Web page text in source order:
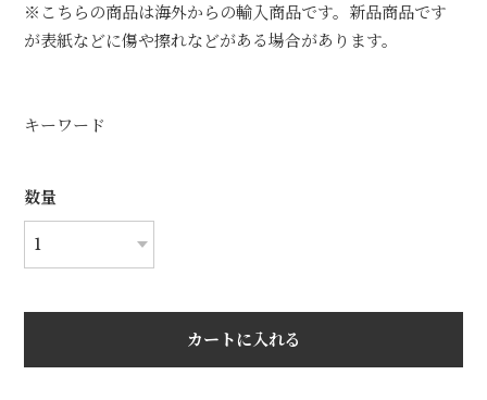
※こちらの商品は海外からの輸入商品です。新品商品です
が表紙などに傷や擦れなどがある場合があります。
キーワード
数量
カートに入れる